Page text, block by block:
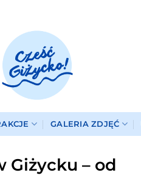
GALERIA ZDJĘĆ
Giżycku – od